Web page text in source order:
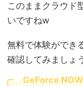
このままクラウド
いですねw
無料で体験ができ
確認してみましょ
GeForce